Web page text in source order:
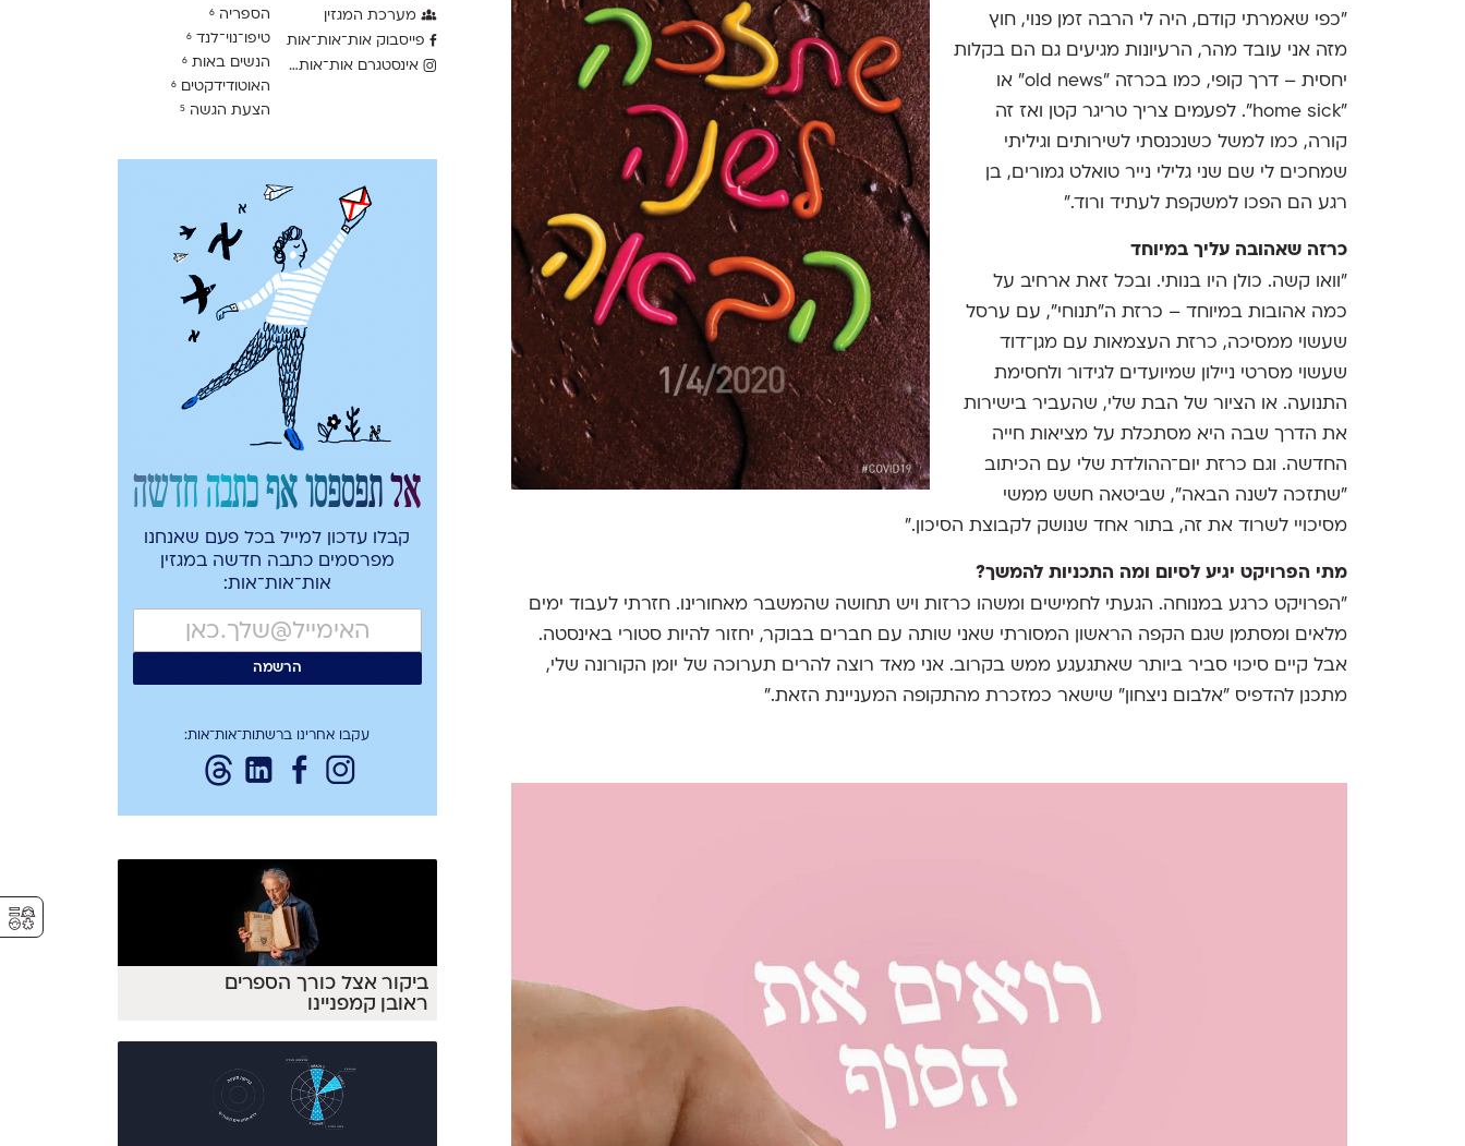
״כפי שאמרתי קודם, היה לי הרבה זמן פנוי, חוץ
מזה אני עובד מהר, הרעיונות מגיעים גם הם בקלות
יחסית – דרך קופי, כמו בכרזה "old news" או
"home sick". לפעמים צריך טריגר קטן ואז זה
קורה, כמו למשל כשנכנסתי לשירותים וגיליתי
שמחכים לי שם שני גלילי נייר טואלט גמורים, בן
רגע הם הפכו למשקפת לעתיד ורוד.״
כרזה שאהובה עליך במיוחד
״וואו קשה. כולן היו בנותי. ובכל זאת ארחיב על
כמה אהובות במיוחד – כרזת ה״תנוחי״, עם ערסל
שעשוי ממסיכה, כרזת העצמאות עם מגן־דוד
שעשוי מסרטי ניילון שמיועדים לגידור ולחסימת
התנועה. או הציור של הבת שלי, שהעביר בישירות
את הדרך שבה היא מסתכלת על מציאות חייה
החדשה. וגם כרזת יום־ההולדת שלי עם הכיתוב
"שתזכה לשנה הבאה", שביטאה חשש ממשי
מסיכויי לשרוד את זה, בתור אחד שנושק לקבוצת הסיכון.״
מתי הפרויקט יגיע לסיום ומה התכניות להמשך?
״הפרויקט כרגע במנוחה. הגעתי לחמישים ומשהו כרזות ויש תחושה שהמשבר מאחורינו. חזרתי לעבוד ימים
מלאים ומסתמן שגם הקפה הראשון המסורתי שאני שותה עם חברים בבוקר, יחזור להיות סטורי באינסטה.
אבל קיים סיכוי סביר ביותר שאתגעגע ממש בקרוב. אני מאד רוצה להרים תערוכה של יומן הקורונה שלי,
מתכנן להדפיס ״אלבום ניצחון״ שישאר כמזכרת מהתקופה המעניינת הזאת.״
מערכת המגזין
פייסבוק אות־אות־אות
אינסטגרם אות־אות־אות
הספריה 6
טיפו־נוי־לנד 6
הנשים באות 6
האוטודידקטים 6
הצעת הגשה 5
אל תפספסו אף כתבה חדשה
קבלו עדכון למייל בכל פעם שאנחנו
מפרסמים כתבה חדשה במגזין
אות־אות־אות:
עקבו אחרינו ברשתות־אות־אות:
ביקור אצל כורך הספרים
ראובן קמפניינו
⚥︎